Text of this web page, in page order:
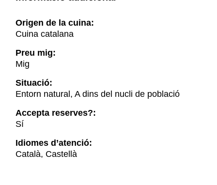
Origen de la cuina:
Cuina catalana
Preu mig:
Mig
Situació:
Entorn natural, A dins del nucli de població
Accepta reserves?:
Sí
Idiomes d’atenció:
Català, Castellà